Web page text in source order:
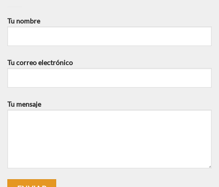
Tu nombre
Tu correo electrónico
Tu mensaje